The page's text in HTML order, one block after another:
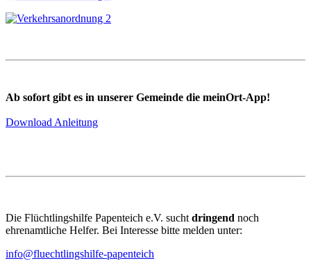
Ab sofort gibt es in unserer Gemeinde die meinOrt-App!
Download Anleitung
Die Flüchtlingshilfe Papenteich e.V. suchtdringend noch
ehrenamtliche Helfer. Bei Interesse bitte melden unter:
info@fluechtlingshilfe-papenteich